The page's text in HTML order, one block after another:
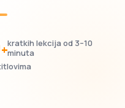
+kratkih lekcija od 3–10
minuta